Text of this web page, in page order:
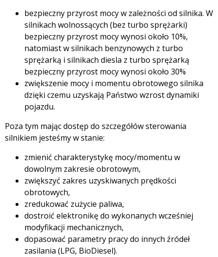
bezpieczny przyrost mocy w zależności od silnika. W
silnikach wolnossących (bez turbo sprężarki)
bezpieczny przyrost mocy wynosi około 10%,
natomiast w silnikach benzynowych z turbo
sprężarką i silnikach diesla z turbo sprężarką
bezpieczny przyrost mocy wynosi około 30%
zwiększenie mocy i momentu obrotowego silnika
dzięki czemu uzyskają Państwo wzrost dynamiki
pojazdu.
Poza tym mając dostęp do szczegółów sterowania
silnikiem jesteśmy w stanie:
zmienić charakterystykę mocy/momentu w
dowolnym zakresie obrotowym,
zwiększyć zakres uzyskiwanych prędkości
obrotowych,
zredukować zużycie paliwa,
dostroić elektronikę do wykonanych wcześniej
modyfikacji mechanicznych,
dopasować parametry pracy do innych źródeł
zasilania (LPG, BioDiesel).